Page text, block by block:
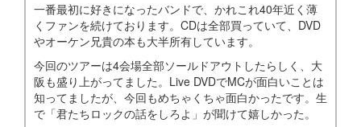
一番最初に好きになったバンドで、かれこれ40年近く薄
くファンを続けております。CDは全部買っていて、DVD
やオーケン兄貴の本も大半所有しています。
今回のツアーは4会場全部ソールドアウトしたらしく、大
阪も盛り上がってました。Live DVDでMCが面白いことは
知ってましたが、今回もめちゃくちゃ面白かったです。生
で「君たちロックの話をしろよ」が聞けて嬉しかった。